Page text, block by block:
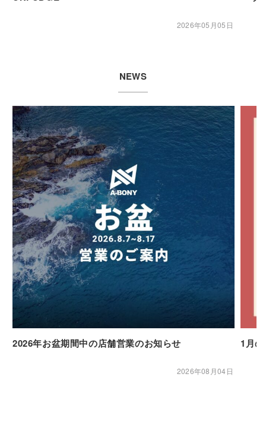
2026年05月05日
NEWS
2026年お盆期間中の店舗営業のお知らせ
2026年08月04日
1月